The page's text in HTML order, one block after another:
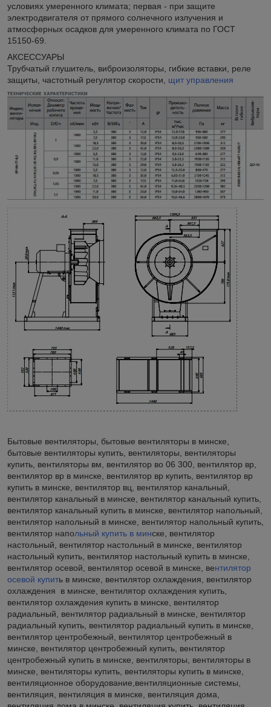
условиях умеренного климата; первая - при защите
электродвигателя от прямого солнечного излучения и
атмосферных осадков для умеренного климата по ГОСТ
15150-69.
АКСЕССУАРЫ
Трубчатый глушитель, виброизоляторы, гибкие вставки, реле
защиты, частотный регулятор скорости, щит управления
Бытовые вентиляторы, бытовые вентиляторы в минске,
бытовые вентиляторы купить, вентиляторы, вентиляторы
купить, вентиляторы вм, вентилятор во 06 300, вентилятор вр,
вентилятор вр в минске, вентилятор вр купить, вентилятор вр
купить в минске, вентилятор вц, вентилятор канальный,
вентилятор канальный в минске, вентилятор канальный купить,
вентилятор канальный купить в минске, вентилятор напольный,
вентилятор напольный в минске, вентилятор напольный купить,
вентилятор напольный купить в минске, вентилятор
настольный, вентилятор настольный в минске, вентилятор
настольный купить, вентилятор настольный купить в минске,
вентилятор осевой, вентилятор осевой в минске, вентилятор
осевой купить в минске, вентилятор охлаждения, вентилятор
охлаждения в минске, вентилятор охлаждения купить,
вентилятор охлаждения купить в минске, вентилятор
радиальный, вентилятор радиальный в минске, вентилятор
радиальный купить, вентилятор радиальный купить в минске,
вентилятор центробежный, вентилятор центробежный в
минске, вентилятор центробежный купить, вентилятор
центробежный купить в минске, вентиляторы, вентиляторы в
минске, вентиляторы купить, вентиляторы купить в минске,
вентиляционное оборудование,вентиляционные системы,
вентиляция, вентиляция в минске, вентиляция дома,